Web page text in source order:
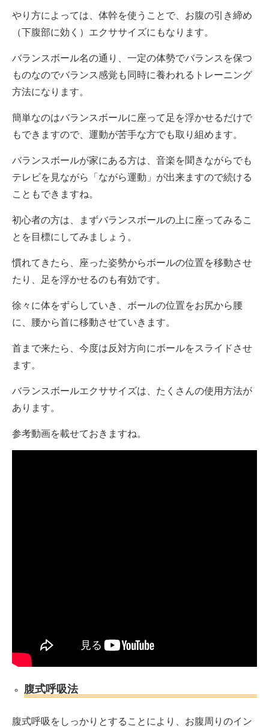
やり方によっては、体幹を使うことで、お腹の引き締め
（下腹部に効く）エクササイズにもなります。
バランスボール名の通り、一定の体勢でバランスを保つ
ものなのでバランス感覚も同時に養われるトレーニング
方法になります。
簡単なのはバランスボールに座って足を浮かせるだけで
もできますので、運動が苦手な方でも取り組めます。
バランスボールが家にある方は、音楽を聞きながらでも
テレビを見ながら「ながら運動」が出来ますので続ける
こともできますね。
初心者の方は、まずバランスボールの上に座ってみるこ
とを目標にしてみましょう。
慣れてきたら、座った姿勢からボールの位置を移動させ
たり、足を浮かせるのも有効です。
徐々に体をずらしていき、ボールの位置をお尻から腰
に、腰から首に移動させていきます。
首まで来たら、今度は反対方向にボールをスライドさせ
ます。
バランスボールエクササイズは、たくさんの使用方法が
あります。
参考動画を載せておきますね。
腹式呼吸法
腹式呼吸をしっかりとすることにより、お腹周りのイン